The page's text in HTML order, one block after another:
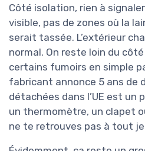
Côté isolation, rien à
visible, pas de zones où la
serait tassée. L’extérieur
normal. On reste loin du
certains fumoirs en simple
fabricant annonce 5 ans de
détachées dans l’UE est un
un thermomètre, un clapet
ne te retrouves pas à tout